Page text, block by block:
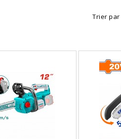
Trier par